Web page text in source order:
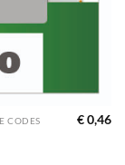
CODES €0,46